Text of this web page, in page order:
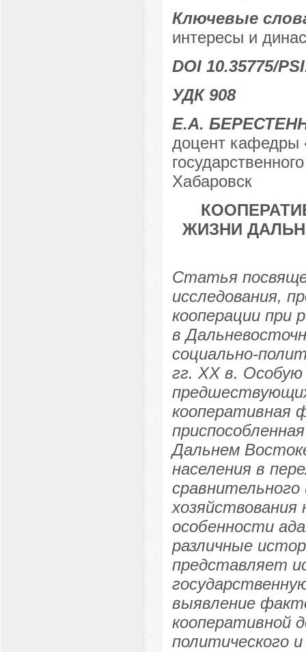
Ключевые
интересы и
DOI 10.35775/
УДК 908
Е.А.
доцент кафедры
Хабаровск
ЖИЗНИ
Статья
исследования,
кооперации при
в
социально-
гг. XX в.
кооперативная
Дальнем
населения в
хозяйствования
особенности
различные
представляет
выявление
кооперативной
политического и